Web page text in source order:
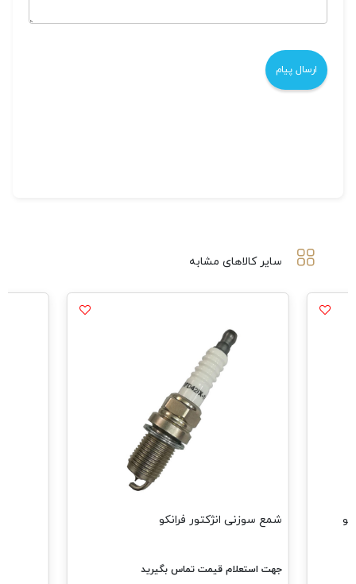
سایر کالاهای مشابه
شمع سوزنی انژکتور فرانکو
جهت استعلام قیمت تماس بگیرید